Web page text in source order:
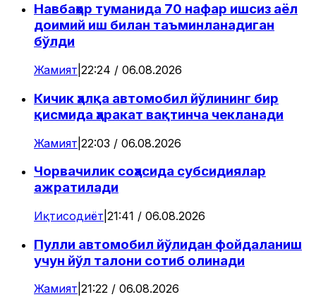
Навбаҳор туманида 70 нафар ишсиз аёл
доимий иш билан таъминланадиган
бўлди
Жамият 22:24 / 06.08.2026
Кичик ҳалқа автомобил йўлининг бир
қисмида ҳаракат вақтинча чекланади
Жамият 22:03 / 06.08.2026
Чорвачилик соҳасида субсидиялар
ажратилади
Иқтисодиёт 21:41 / 06.08.2026
Пулли автомобил йўлидан фойдаланиш
учун йўл талони сотиб олинади
Жамият 21:22 / 06.08.2026